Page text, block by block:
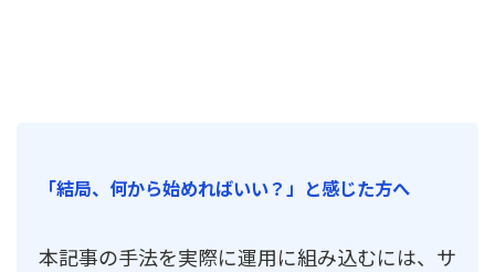
「結局、何から始めればいい？」と感じた方へ
本記事の手法を実際に運用に組み込むには、サ